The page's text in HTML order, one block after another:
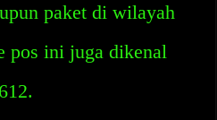
paket di wilayah
pos ini juga dikenal